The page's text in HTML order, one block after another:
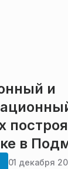
и
в
01 декабря